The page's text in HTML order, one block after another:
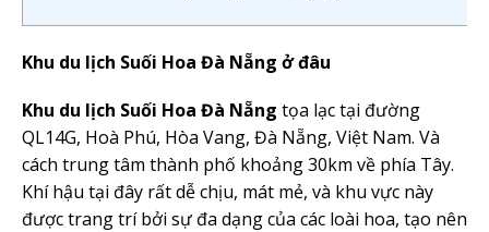
Khu du lịch Suối Hoa Đà Nẵng ở đâu
Khu du lịch Suối Hoa Đà Nẵng tọa lạc tại đường
QL14G, Hoà Phú, Hòa Vang, Đà Nẵng, Việt Nam. Và
cách trung tâm thành phố khoảng 30km về phía Tây.
Khí hậu tại đây rất dễ chịu, mát mẻ, và khu vực này
được trang trí bởi sự đa dạng của các loài hoa, tạo nên